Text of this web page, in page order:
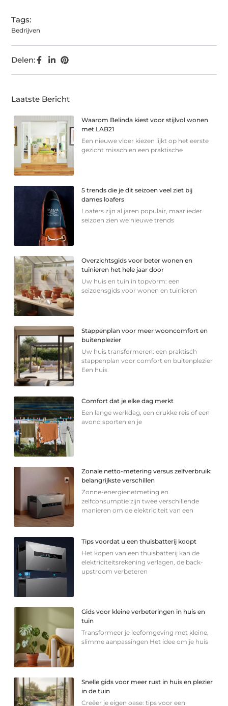
Tags:
Bedrijven
Delen:
Laatste Bericht
Waarom Belinda kiest voor stijlvol wonen
met LAB21
Een nieuwe vloer kiezen lijkt op het eerste
gezicht misschien een praktische
5 trends die je dit seizoen veel ziet bij
dames loafers
Loafers zijn al jaren populair, maar ieder
seizoen zien we nieuwe trends
Overzichtsgids voor beter wonen en
tuinieren het hele jaar door
Uw huis en tuin in topvorm: een
seizoensgids voor wonen en tuinieren
Stappenplan voor meer wooncomfort en
buitenplezier
Uw huis transformeren: een praktisch
stappenplan voor comfort en buitenplezier
Een huis
Comfort dat je elke dag merkt
Een lange werkdag, een drukke reis of een
avond sporten en je
Zonale netto-metering versus zelfverbruik:
belangrijkste verschillen
Zonne-energienetmeting en
zelfconsumptie zijn twee verschillende
manieren om de elektriciteit van een
Tips voordat u een thuisbatterij koopt
Het kopen van een thuisbatterij kan de
elektriciteitsrekening verlagen, de back-
upstroom verbeteren
Gids voor kleine verbeteringen in huis en
tuin
Transformeer je leefomgeving met kleine,
slimme aanpassingen Het idee om je huis
Snelle gids voor meer rust in huis en plezier
in de tuin
Creëer je eigen oase: tips voor een